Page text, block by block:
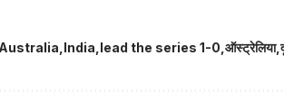
Australia India lead the series 1-0 ऑस्ट्रेलिया